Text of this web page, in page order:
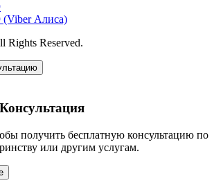
(Viber Алиса)
Rights Reserved.
получить бесплатную консультацию по
или другим услугам.